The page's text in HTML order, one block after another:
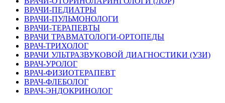
ВРАЧИ-ПЕДИАТРЫ
ВРАЧИ-ПУЛЬМОНОЛОГИ
ВРАЧИ-ТЕРАПЕВТЫ
ВРАЧИ ТРАВМАТОЛОГИ-ОРТОПЕДЫ
ВРАЧ-ТРИХОЛОГ
ВРАЧИ УЛЬТРАЗВУКОВОЙ ДИАГНОСТИКИ (УЗИ)
ВРАЧ-УРОЛОГ
ВРАЧ-ФИЗИОТЕРАПЕВТ
ВРАЧ-ФЛЕБОЛОГ
ВРАЧ-ЭНДОКРИНОЛОГ